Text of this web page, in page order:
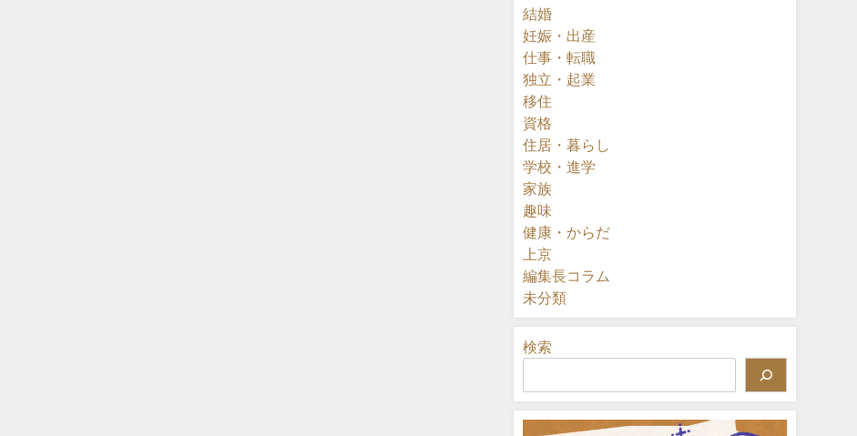
結婚
妊娠・出産
仕事・転職
独立・起業
移住
資格
住居・暮らし
学校・進学
家族
趣味
健康・からだ
上京
編集長コラム
未分類
検索